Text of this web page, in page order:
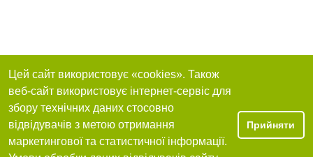
Цей сайт використовує «cookies». Також
веб-сайт використовує інтернет-сервіс для
збору технічних даних стосовно
відвідувачів з метою отримання
маркетингової та статистичної інформації.
Прийняти